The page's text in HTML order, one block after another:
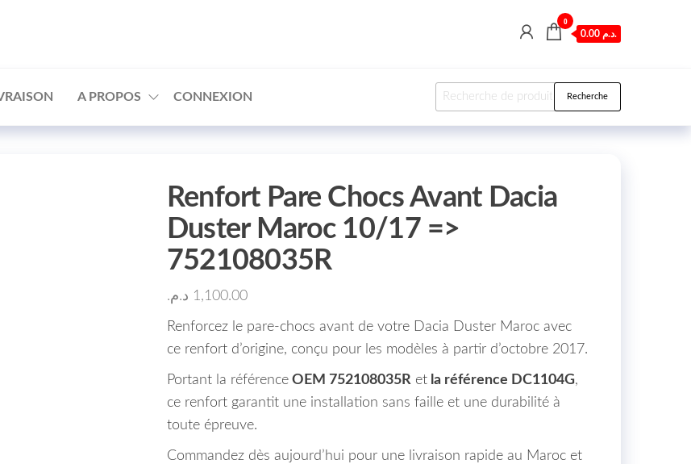
0
0.00 د.م.
A PROPOS CONNEXION Recherche pour : Recherche
Renfort Pare Chocs Avant Dacia
Duster Maroc 10/17 =>
752108035R
1,100.00 د.م.
Renforcez le pare-chocs avant de votre Dacia Duster Maroc avec
ce renfort d’origine, conçu pour les modèles à partir d’octobre 2017.
Portant la référenceOEM 752108035Retla référence DC1104G,
ce renfort garantit une installation sans faille et une durabilité à
toute épreuve.
Commandez dès aujourd’hui pour une livraison rapide au Maroc et